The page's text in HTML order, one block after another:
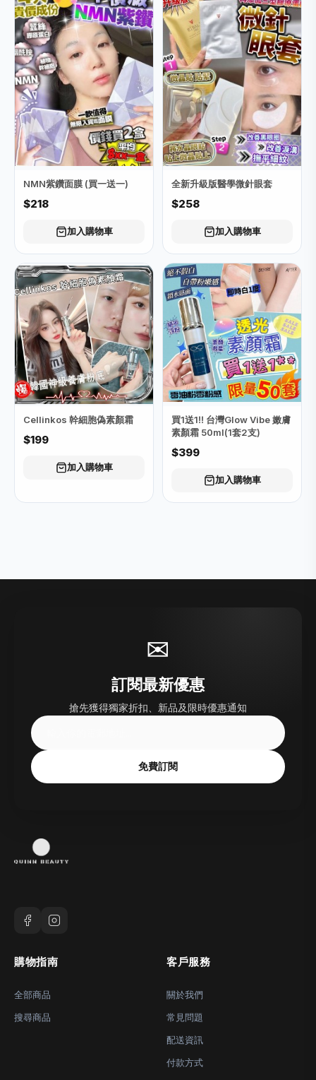
NMN紫鑽面膜 (買一送一)
$218
加入購物車
全新升級版醫學微針眼套
$258
加入購物車
Cellinkos 幹細胞偽素顏霜
$199
加入購物車
買1送1‼️ 台灣Glow Vibe 嫩膚
素顏霜 50ml(1套2支)
$399
加入購物車
✉
訂閱最新優惠
搶先獲得獨家折扣、新品及限時優惠通知
免費訂閱
購物指南
全部商品
搜尋商品
客戶服務
關於我們
常見問題
配送資訊
付款方式